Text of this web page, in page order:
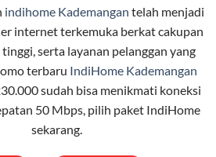
indihome Kademangan telah menjadi
internet terkemuka berkat cakupan
serta layanan pelanggan yang
terbaru IndiHome Kademangan
sudah bisa menikmati koneksi
50 Mbps, pilih paket IndiHome
sekarang.